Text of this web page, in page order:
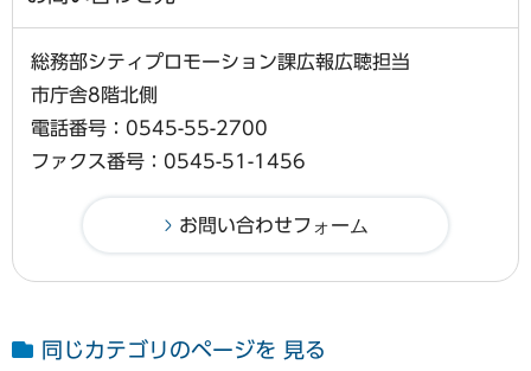
総務部シティプロモーション課広報広聴担当
市庁舎8階北側
電話番号：0545-55-2700
ファクス番号：0545-51-1456
同じカテゴリのページを 見る